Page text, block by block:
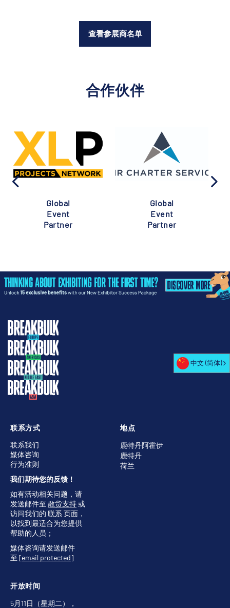
查看参展商名单
合作伙伴
Global
Event
Partner
Global
Event
Partner
地点
鹿特丹阿霍伊
鹿特丹
荷兰
开放时间
5月11日（星期二），
联系方式
联系我们
媒体咨询
行为准则
我们期待您的反馈！
如有活动相关问题，请
发送邮件至 散货支持或
访问我们的 联系 页面，
以找到最适合为您提供
帮助的人员；
媒体咨询请发送邮件
至 [email protected]
中文 (简体)